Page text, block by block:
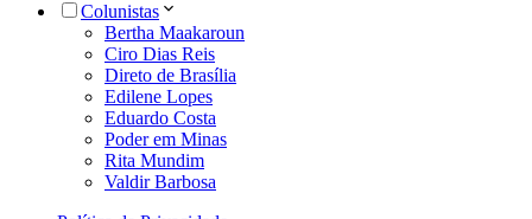
Colunistas
Bertha Maakaroun
Ciro Dias Reis
Direto de Brasília
Edilene Lopes
Eduardo Costa
Poder em Minas
Rita Mundim
Valdir Barbosa